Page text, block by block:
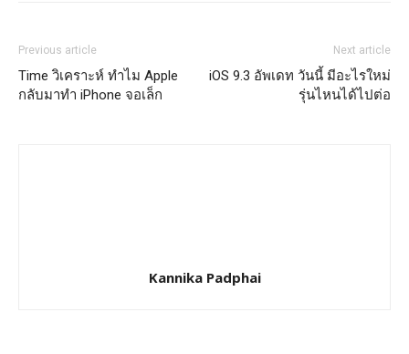
Previous article
Time วิเคราะห์ ทำไม Apple
กลับมาทำ iPhone จอเล็ก
Next article
iOS 9.3 อัพเดท วันนี้ มีอะไรใหม่
รุ่นไหนได้ไปต่อ
Kannika Padphai